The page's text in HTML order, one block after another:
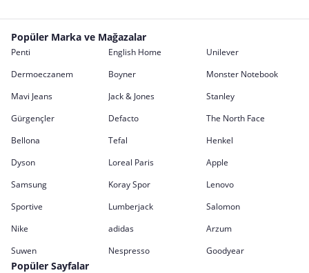
Popüler Marka ve Mağazalar
Penti English Home
Unilever
Dermoeczanem
Boyner
Monster Notebook
Mavi Jeans
Jack & Jones
Stanley
Gürgençler
Defacto
The North Face
Bellona
Tefal
Henkel
Dyson
Loreal Paris
Apple
Samsung
Koray Spor
Lenovo
Sportive
Lumberjack
Salomon
Nike
adidas
Arzum
Suwen
Nespresso Goodyear
Popüler Sayfalar